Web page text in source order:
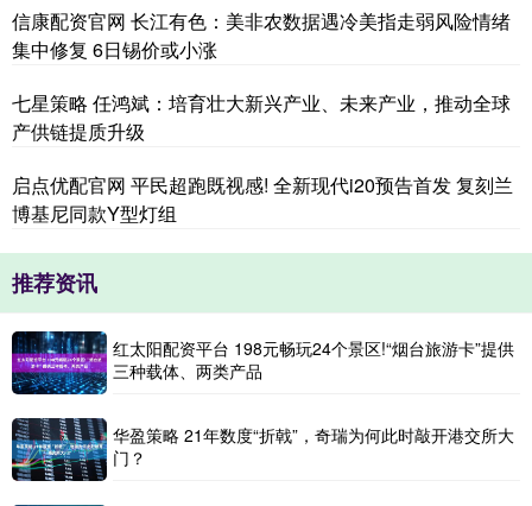
信康配资官网 长江有色：美非农数据遇冷美指走弱风险情绪
集中修复 6日锡价或小涨
七星策略 任鸿斌：培育壮大新兴产业、未来产业，推动全球
产供链提质升级
启点优配官网 平民超跑既视感! 全新现代i20预告首发 复刻兰
博基尼同款Y型灯组
推荐资讯
红太阳配资平台 198元畅玩24个景区!“烟台旅游卡”提供
三种载体、两类产品
华盈策略 21年数度“折戟”，奇瑞为何此时敲开港交所大
门？